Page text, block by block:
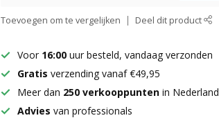
Toevoegen om te vergelijken Deel dit product
Voor 16:00 uur besteld, vandaag verzonden
Gratis verzending vanaf €49,95
Meer dan 250 verkooppunten in Nederland
Advies van professionals